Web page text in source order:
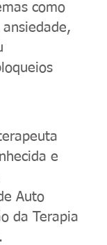
como
e
Auto
da Terapia